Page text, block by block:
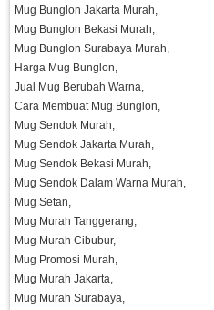
Mug Bunglon Jakarta Murah,
Mug Bunglon Bekasi Murah,
Mug Bunglon Surabaya Murah,
Harga Mug Bunglon,
Jual Mug Berubah Warna,
Cara Membuat Mug Bunglon,
Mug Sendok Murah,
Mug Sendok Jakarta Murah,
Mug Sendok Bekasi Murah,
Mug Sendok Dalam Warna Murah,
Mug Setan,
Mug Murah Tanggerang,
Mug Murah Cibubur,
Mug Promosi Murah,
Mug Murah Jakarta,
Mug Murah Surabaya,